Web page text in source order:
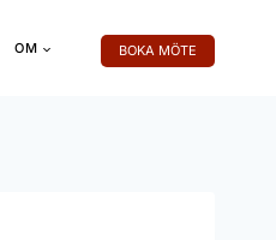
OM BOKA MÖTE